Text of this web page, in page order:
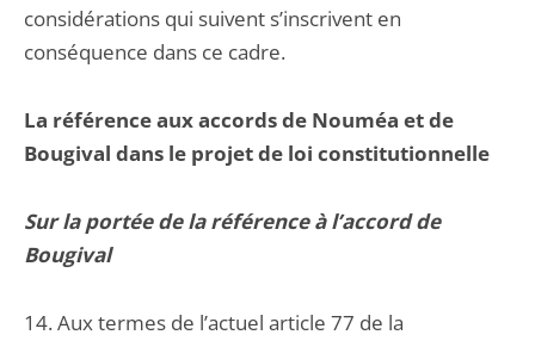
considérations qui suivent s’inscrivent en
conséquence dans ce cadre.
La référence aux accords de Nouméa et de
Bougival dans le projet de loi constitutionnelle
Sur la portée de la référence à l’accord de
Bougival
14. Aux termes de l’actuel article 77 de la